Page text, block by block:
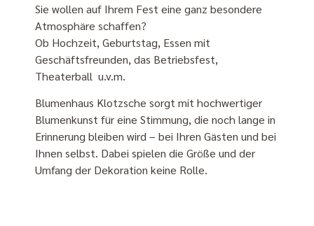
Sie wollen auf Ihrem Fest eine ganz besondere
Atmosphäre schaffen?
Ob Hochzeit, Geburtstag, Essen mit
Geschäftsfreunden, das Betriebsfest,
Theaterball u.v.m.
Blumenhaus Klotzsche sorgt mit hochwertiger
Blumenkunst für eine Stimmung, die noch lange in
Erinnerung bleiben wird – bei Ihren Gästen und bei
Ihnen selbst. Dabei spielen die Größe und der
Umfang der Dekoration keine Rolle.